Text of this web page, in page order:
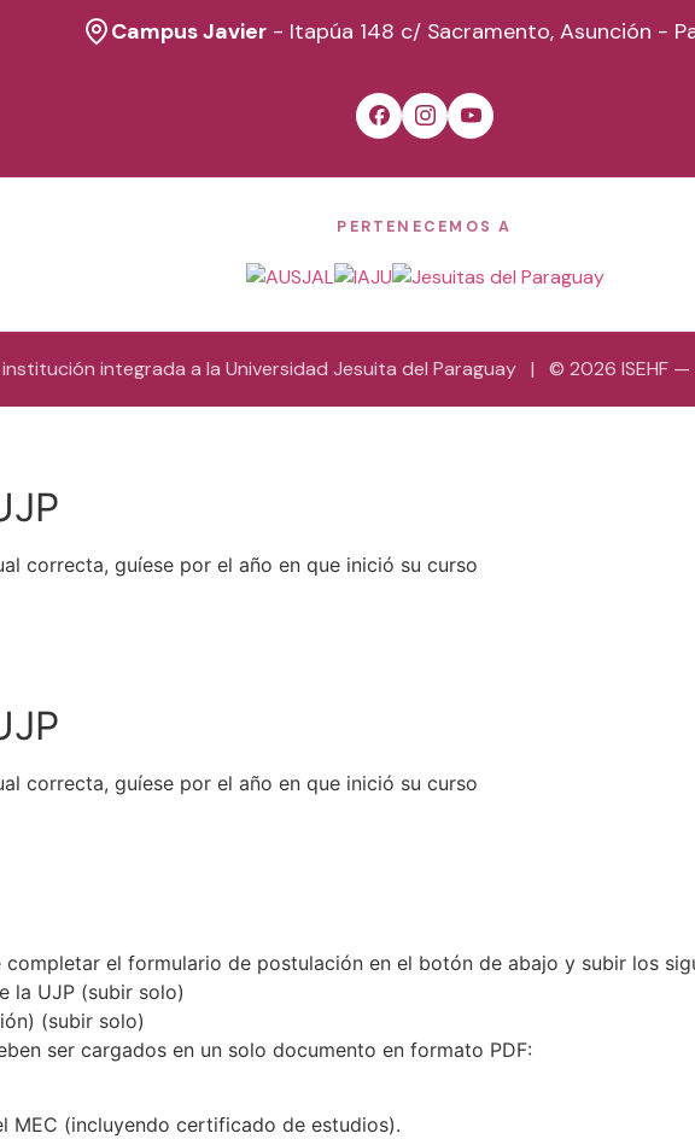
Campus Javier- Itapúa 148 c/ Sacramento, Asunción -
PERTENECEMOS A
institución integrada a la Universidad Jesuita del Paraguay | © 2026 ISEHF
correcta, guíese por el año en que inició su curso
correcta, guíese por el año en que inició su curso
el formulario de postulación en el botón de abajo y subir los
la UJP (subir solo)
(subir solo)
ser cargados en un solo documento en formato PDF:
MEC (incluyendo certificado de estudios).